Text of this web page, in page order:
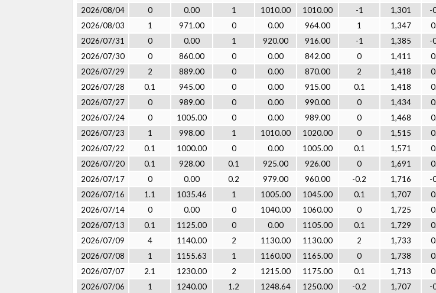
2026/08/04
0 0.00 1 1010.00 1010.00 -1 1,301
-
2026/08/03
1 971.00 0 0.00 964.00 1 1,347
2026/07/31
0 0.00 1 920.00 916.00 -1 1,385
-
2026/07/30
0 860.00 0 0.00 842.00 0 1,411
2026/07/29
2 889.00 0 0.00 870.00 2 1,418
2026/07/28
0.1 945.00 0 0.00 915.00 0.1 1,418
2026/07/27
0 989.00 0 0.00 990.00 0 1,434
2026/07/24
0 1005.00 0 0.00 989.00 0 1,468
2026/07/23
1 998.00 1 1010.00 1020.00 0 1,515
2026/07/22
0.1 1000.00 0 0.00 1005.00 0.1 1,571
2026/07/20
0.1 928.00 0.1 925.00 926.00 0 1,691
2026/07/17
0 0.00 0.2 979.00 960.00 -0.2 1,716
-
2026/07/16
1.1 1035.46 1 1005.00 1045.00 0.1 1,707
2026/07/14
0 0.00 0 1040.00 1060.00 0 1,725
2026/07/13
0.1 1125.00 0 0.00 1105.00 0.1 1,729
2026/07/09
4 1140.00 2 1130.00 1130.00 2 1,733
2026/07/08
1 1155.63 1 1160.00 1165.00 0 1,738
2026/07/07
2.1 1230.00 2 1215.00 1175.00 0.1 1,713
2026/07/06
1 1240.00 1.2 1248.64 1250.00 -0.2 1,707
-